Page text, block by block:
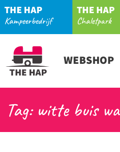
THE HAP
Kampeerbedrijf
THE HAP
Chaletpark
WEBSHOP
Tag: witte buis